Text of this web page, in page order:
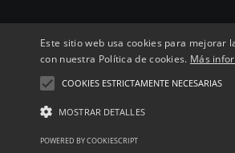
Inicio Compartir chollo
Este sitio web usa cookies para mejorar
con nuestra Política de cookies. Más
COOKIES ESTRICTAMENTE NECESARIAS
MOSTRAR DETALLES
POWERED BY COOKIESCRIPT